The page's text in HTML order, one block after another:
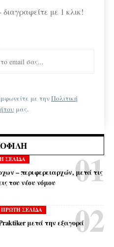
με 1 κλικ!
με τηνΠολιτική
μας.
ΣΕΛΙΔΑ
– περιφερειαρχών, μετά τις
του νέου νόμου
ΠΡΩΤΗ ΣΕΛΙΔΑ
μετά την εξαγορά